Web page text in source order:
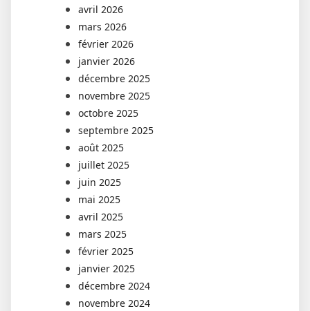
avril 2026
mars 2026
février 2026
janvier 2026
décembre 2025
novembre 2025
octobre 2025
septembre 2025
août 2025
juillet 2025
juin 2025
mai 2025
avril 2025
mars 2025
février 2025
janvier 2025
décembre 2024
novembre 2024